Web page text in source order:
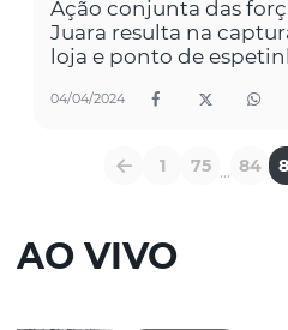
Ação conjunta das
Juara resulta na
loja e ponto de
04/04/2024
1 75 ... 84
AO VIVO